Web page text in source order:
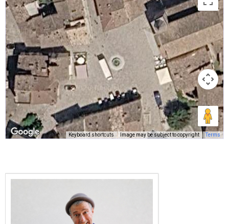
Keyboard shortcuts Image may be subject to copyright Terms